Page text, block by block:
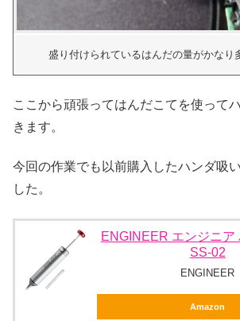
盛り付けられているはんだの量がかなり
ここから頑張ってはんだこてを使って
きます。
今回の作業でも以前購入したハンダ吸
した。
ENGINEER エンジニア
SS-02
ENGINEER
Amazon